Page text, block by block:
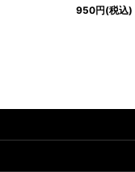
950円(税込)